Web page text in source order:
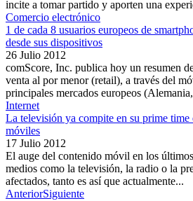
incite a tomar partido y aporten una
Comercio electrónico
1 de cada 8 usuarios europeos de
desde sus dispositivos
26 Julio 2012
comScore, Inc. publica hoy un resumen
venta al por menor (retail), a través del
principales mercados europeos
Internet
La televisión ya compite en su prime
móviles
17 Julio 2012
El auge del contenido móvil en los
medios como la televisión, la radio o la
afectados, tanto es así que actualmente...
AnteriorSiguiente